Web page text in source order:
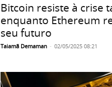
Bitcoin resiste à crise
enquanto Ethereum
seu futuro
Taiamã Demaman - 02/05/2025 08:21